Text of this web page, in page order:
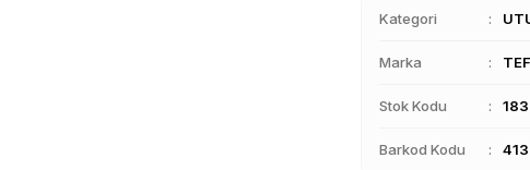
Kategori
Marka
Stok Kodu
Barkod Kodu